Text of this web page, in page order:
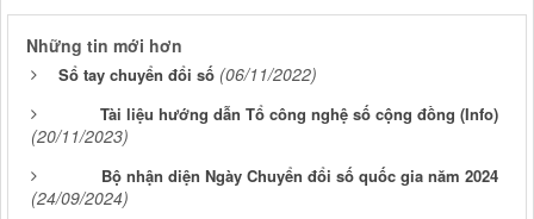
Những tin mới hơn
Sổ tay chuyển đổi số (06/11/2022)
Tài liệu hướng dẫn Tổ công nghệ số cộng đồng (Info)
(20/11/2023)
Bộ nhận diện Ngày Chuyển đổi số quốc gia năm 2024
(24/09/2024)